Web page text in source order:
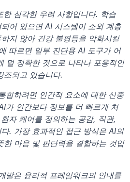
심각한 우려 사항입니다. 학습
어 있으면 AI 시스템이 소외 계층
지 않아 건강 불평등을 악화시킬
따르면 일부 진단용 AI 도구가 어
덜 정확한 것으로 나타나 포용적인
조되고 있습니다.
합하려면 인간적 요소에 대한 신중
가 인간보다 정보를 더 빠르게 처
자 케어를 정의하는 공감, 직관,
. 가장 효과적인 접근 방식은 AI의
한 마음 및 판단력을 결합하는 것입
발은 윤리적 프레임워크의 안내를